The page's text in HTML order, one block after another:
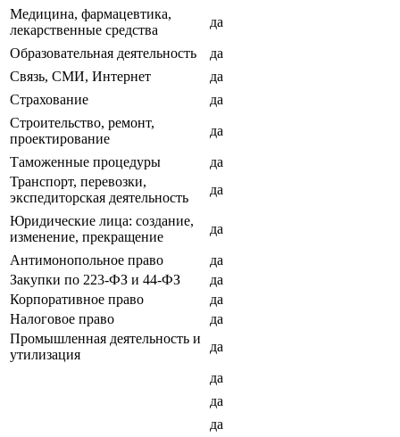
Медицина, фармацевтика,
лекарственные средства
да
Образовательная деятельность
да
Связь, СМИ, Интернет
да
Страхование
да
Строительство, ремонт,
проектирование
да
Таможенные процедуры
да
Транспорт, перевозки,
экспедиторская деятельность
да
Юридические лица: создание,
изменение, прекращение
да
Антимонопольное право
да
Закупки по 223-ФЗ и 44-ФЗ
да
Корпоративное право
да
Налоговое право
да
Промышленная деятельность и
утилизация
да
да
да
да